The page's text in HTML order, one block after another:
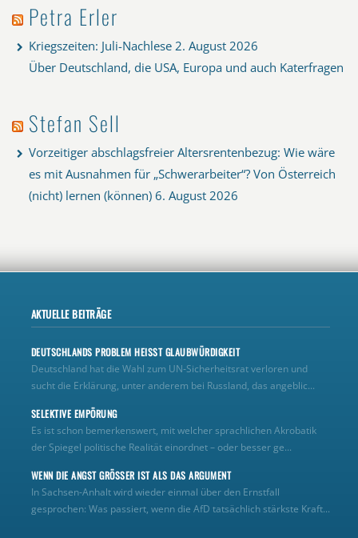
Petra Erler
Kriegszeiten: Juli-Nachlese 2. August 2026
Über Deutschland, die USA, Europa und auch Katerfragen
Stefan Sell
Vorzeitiger abschlagsfreier Altersrentenbezug: Wie wäre
es mit Ausnahmen für „Schwerarbeiter“? Von Österreich
(nicht) lernen (können) 6. August 2026
AKTUELLE BEITRÄGE
DEUTSCHLANDS PROBLEM HEISST GLAUBWÜRDIGKEIT
Deutschland hat die Wahl zum UN‑Sicherheitsrat verloren und
sucht die Erklärung, unter anderem bei Russland, das angeblic...
SELEKTIVE EMPÖRUNG
Es ist schon bemerkenswert, mit welcher sprachlichen Akrobatik
der Spiegel politische Realität einordnet – oder besser ge...
WENN DIE ANGST GRÖSSER IST ALS DAS ARGUMENT
In Sachsen-Anhalt wird wieder einmal über den Ernstfall
gesprochen: Was passiert, wenn die AfD tatsächlich stärkste Kraft...